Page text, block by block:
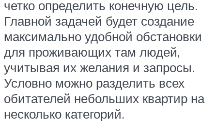
четко определить конечную цель.
Главной задачей будет создание
максимально удобной обстановки
для проживающих там людей,
учитывая их желания и запросы.
Условно можно разделить всех
обитателей небольших квартир на
несколько категорий.